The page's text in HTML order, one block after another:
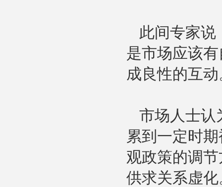
此间专家说
是市场应该
成良性的互动
市场人士认
累到一定时
观政策的调
供求关系虚